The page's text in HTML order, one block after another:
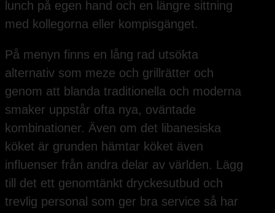
lunch på egen hand och en längre sittning
med kollegorna eller kompisgänget.
På menyn finns en lång rad utsökta
alternativ som meze och grillrätter och
genom att blanda traditionella och moderna
smaker uppstår ofta nya, oväntade
kombinationer. Även om det libanesiska
köket är grunden hämtar köket även
influenser från andra delar av världen. Lägg
till det ett genomtänkt dryckesutbud och
trevlig personal som ger bra service så har